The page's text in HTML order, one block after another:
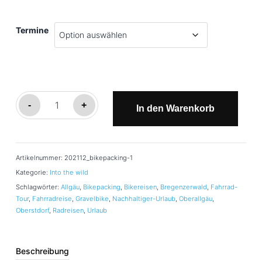
Termine
-
Bikepacking
Allgäu
+ In den Warenkorb
Artikelnummer: 202112_bikepacking-1
Kategorie: Into the wild
Schlagwörter: Allgäu, Bikepacking Bikereisen, Bregenzerwald Fahrrad-
Tour, Fahrradreise Gravelbike Nachhaltiger-Urlaub, Oberallgäu,
Oberstdorf, Radreisen, Urlaub
Beschreibung